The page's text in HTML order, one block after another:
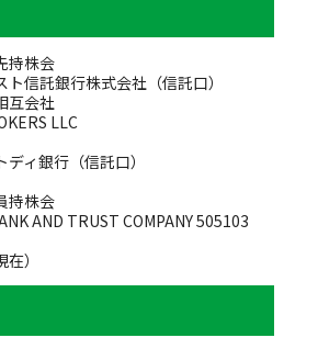
持株会
信託銀行株式会社（信託口）
互会社
LLC
ィ銀行（信託口）
持株会
AND TRUST COMPANY 505103
）